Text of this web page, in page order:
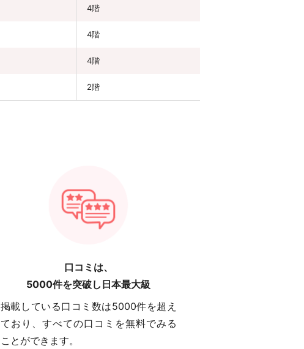
4階
4階
4階
2階
口コミは、
5000件を突破し日本最大級
掲載している口コミ数は5000件を超え
ており、すべての口コミを無料でみる
ことができます。